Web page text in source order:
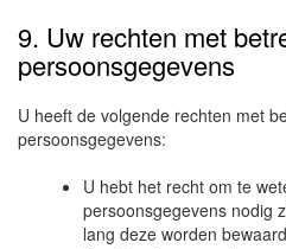
9. Uw rechten met
persoonsgegevens
U heeft de volgende rechten met
persoonsgegevens:
U hebt het recht om te
persoonsgegevens nodig
lang deze worden